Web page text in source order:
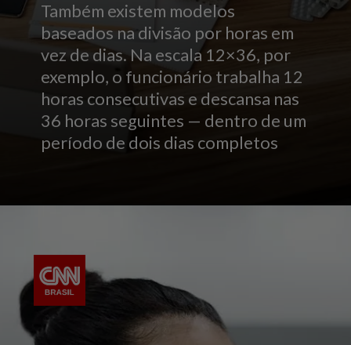
Também existem modelos
baseados na divisão por horas em
vez de dias. Na escala 12×36, por
exemplo, o funcionário trabalha 12
horas consecutivas e descansa nas
36 horas seguintes — dentro de um
período de dois dias completos